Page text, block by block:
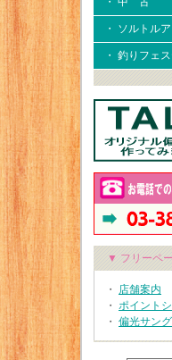
・ ソルトル
・ 釣りフェ
▼ フリーペ
・ 店舗案内
・ ポイント
・ 偏光サン